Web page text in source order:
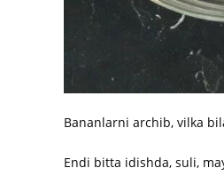
Bananlarni archib, vilka
Endi bitta idishda, suli,